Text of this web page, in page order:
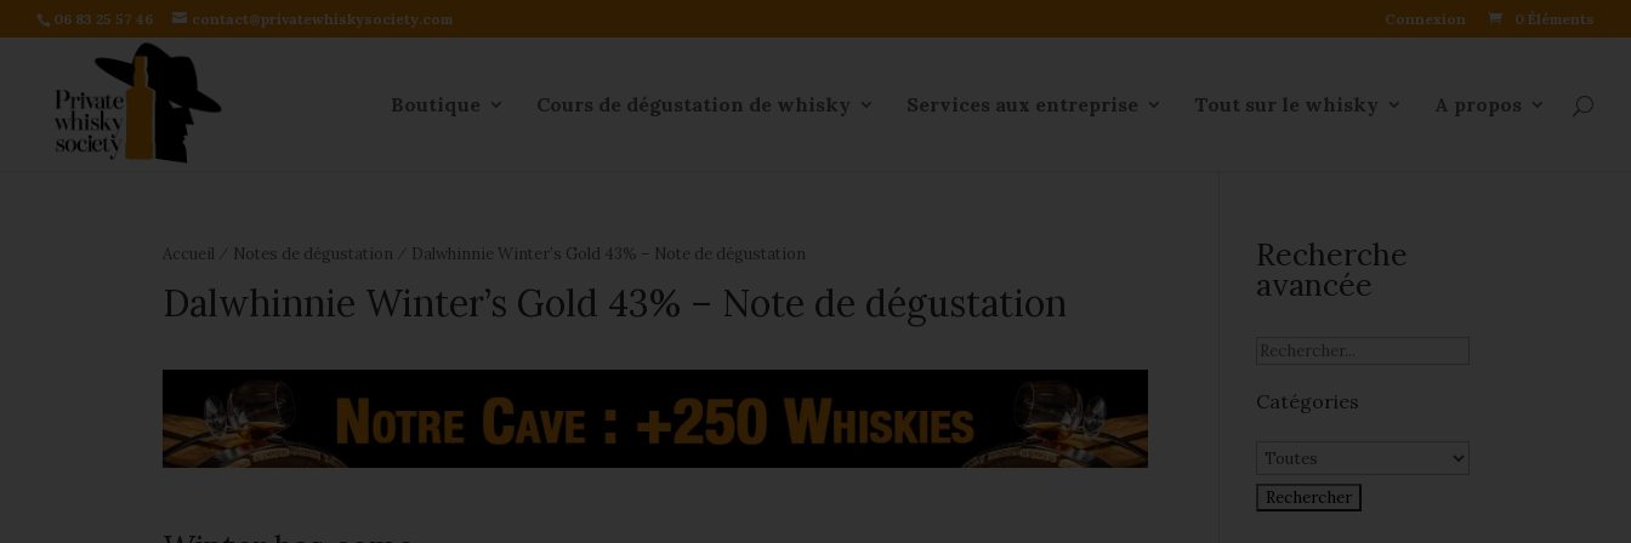
06 83 25 57 46 contact@privatewhiskysociety.com Connexion 0 Éléments
Boutique Cours de dégustation de whisky Services aux entreprise Tout sur le whisky A propos
Accueil Notes de dégustation Dalwhinnie Winter’s Gold 43% – Note de dégustation
Dalwhinnie Winter’s Gold 43% – Note de dégustation
Recherche
avancée
Catégories